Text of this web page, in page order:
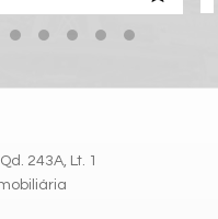
243A, Lt. 1